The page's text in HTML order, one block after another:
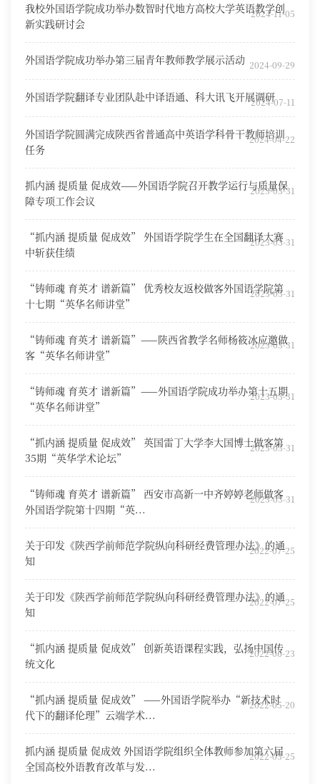
我校外国语学院成功举办数智时代地方高校大学英语教学创
新实践研讨会
2024-11-05
外国语学院成功举办第三届青年教师教学展示活动 2024-09-29
外国语学院翻译专业团队赴中译语通、科大讯飞开展调研
2024-07-11
外国语学院圆满完成陕西省普通高中英语学科骨干教师培训
任务
2024-04-22
抓内涵 提质量 促成效——外国语学院召开教学运行与质量保
障专项工作会议
2023-03-31
“抓内涵 提质量 促成效” 外国语学院学生在全国翻译大赛
中斩获佳绩
2023-03-31
“铸师魂 育英才 谱新篇” 优秀校友返校做客外国语学院第
十七期“英华名师讲堂”
2023-03-31
“铸师魂 育英才 谱新篇”——陕西省教学名师杨筱冰应邀做
客“英华名师讲堂”
2023-03-31
“铸师魂 育英才 谱新篇”——外国语学院成功举办第十五期
“英华名师讲堂”
2023-03-31
“抓内涵 提质量 促成效” 英国雷丁大学李大国博士做客第
35期“英华学术论坛”
2023-03-31
“铸师魂 育英才 谱新篇” 西安市高新一中齐婷婷老师做客
外国语学院第十四期“英...
2023-03-31
关于印发《陕西学前师范学院纵向科研经费管理办法》的通
知
2022-07-25
关于印发《陕西学前师范学院纵向科研经费管理办法》的通
知
2022-07-25
“抓内涵 提质量 促成效” 创新英语课程实践，弘扬中国传
统文化
2022-06-23
“抓内涵 提质量 促成效” ——外国语学院举办“新技术时
代下的翻译伦理”云端学术...
2022-05-20
抓内涵 提质量 促成效 外国语学院组织全体教师参加第六届
全国高校外语教育改革与发...
2022-03-25